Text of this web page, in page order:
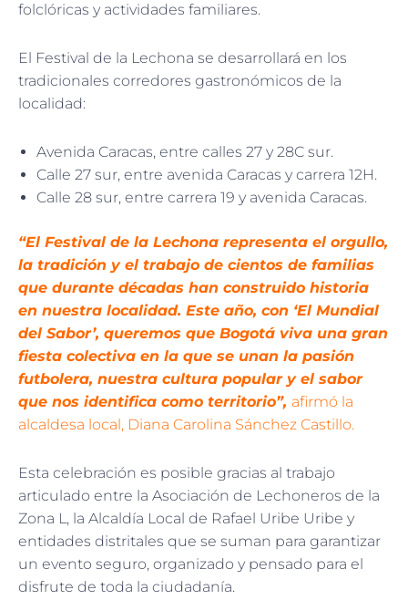
folclóricas y actividades familiares.
El Festival de la Lechona se desarrollará en los
tradicionales corredores gastronómicos de la
localidad:
Avenida Caracas, entre calles 27 y 28C sur.
Calle 27 sur, entre avenida Caracas y carrera 12H.
Calle 28 sur, entre carrera 19 y avenida Caracas.
“El Festival de la Lechona representa el orgullo,
la tradición y el trabajo de cientos de familias
que durante décadas han construido historia
en nuestra localidad. Este año, con ‘El Mundial
del Sabor’, queremos que Bogotá viva una gran
fiesta colectiva en la que se unan la pasión
futbolera, nuestra cultura popular y el sabor
que nos identifica como territorio”, afirmó la
alcaldesa local, Diana Carolina Sánchez Castillo.
Esta celebración es posible gracias al trabajo
articulado entre la Asociación de Lechoneros de la
Zona L, la Alcaldía Local de Rafael Uribe Uribe y
entidades distritales que se suman para garantizar
un evento seguro, organizado y pensado para el
disfrute de toda la ciudadanía.